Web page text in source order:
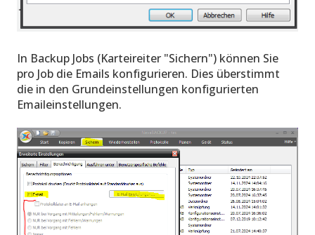
In Backup Jobs (Karteireiter "Sichern") können Sie
pro Job die Emails konfigurieren. Dies überstimmt
die in den Grundeinstellungen konfigurierten
Emaileinstellungen.